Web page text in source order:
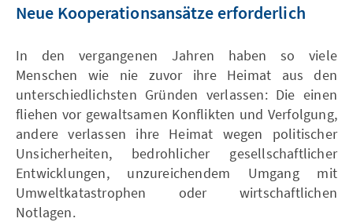
Neue Kooperationsansätze erforderlich
In den vergangenen Jahren haben so viele
Menschen wie nie zuvor ihre Heimat aus den
unterschiedlichsten Gründen verlassen: Die einen
fliehen vor gewaltsamen Konflikten und Verfolgung,
andere verlassen ihre Heimat wegen politischer
Unsicherheiten, bedrohlicher gesellschaftlicher
Entwicklungen, unzureichendem Umgang mit
Umweltkatastrophen oder wirtschaftlichen
Notlagen.